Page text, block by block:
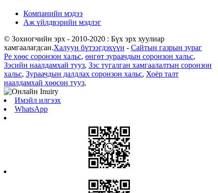
Компанийн мэдээ
Аж үйлдвэрийн мэдлэг
© Зохиогчийн эрх - 2010-2020 : Бүх эрх хуулиар
хамгаалагдсан.Халуун бүтээгдэхүүн - Сайтын газрын зураг
Pe хөөс соронзон хальс, өнгөт зураачдын соронзон хальс,
Зэсийн наалдамхай тууз, Зэс тугалган хамгаалалтын соронзон
хальс, Зураачдын далдлах соронзон хальс, Хоёр талт
наалдамхай хөөсөн тууз,
Имэйл илгээх
WhatsApp